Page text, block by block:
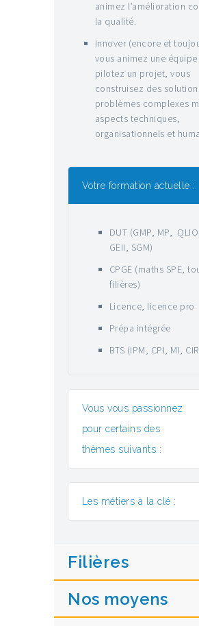
animez l’amélioration
la qualité.
Innover (encore et
vous animez une équipe
pilotez un projet, vous
construisez des
problèmes complexes
aspects techniques,
organisationnels et
Votre formation actuelle :
DUT (GMP, MP,
GEII, SGM)
CPGE (maths SPE,
filières)
Licence, licence pro
Prépa intégrée
BTS (IPM, CPI, MI,
Vous vous passionnez
pour certains des
thèmes suivants :
Les métiers à la clé :
Filières
Nos moyens